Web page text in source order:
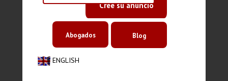
Cree su anuncio
ENGLISH
Abogados Blog